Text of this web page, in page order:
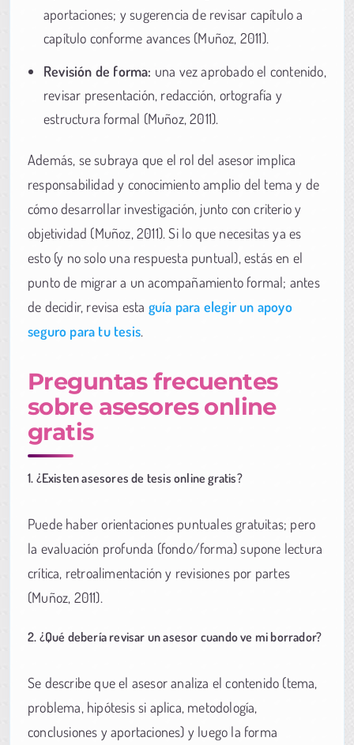
aportaciones; y sugerencia de revisar capítulo a
capítulo conforme avances (Muñoz, 2011).
Revisión de forma: una vez aprobado el contenido,
revisar presentación, redacción, ortografía y
estructura formal (Muñoz, 2011).
Además, se subraya que el rol del asesor implica
responsabilidad y conocimiento amplio del tema y de
cómo desarrollar investigación, junto con criterio y
objetividad (Muñoz, 2011). Si lo que necesitas ya es
esto (y no solo una respuesta puntual), estás en el
punto de migrar a un acompañamiento formal; antes
de decidir, revisa esta guía para elegir un apoyo
seguro para tu tesis.
Preguntas frecuentes
sobre asesores online
gratis
1. ¿Existen asesores de tesis online gratis?
Puede haber orientaciones puntuales gratuitas; pero
la evaluación profunda (fondo/forma) supone lectura
crítica, retroalimentación y revisiones por partes
(Muñoz, 2011).
2. ¿Qué debería revisar un asesor cuando ve mi borrador?
Se describe que el asesor analiza el contenido (tema,
problema, hipótesis si aplica, metodología,
conclusiones y aportaciones) y luego la forma